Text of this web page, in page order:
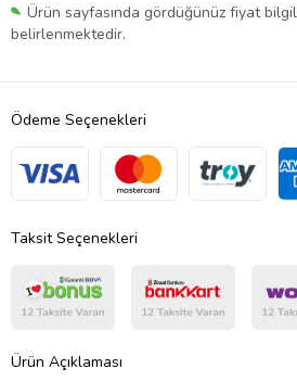
Ürün sayfasında gördüğünüz fiyat
belirlenmektedir.
Ödeme Seçenekleri
Taksit Seçenekleri
Ürün Açıklaması